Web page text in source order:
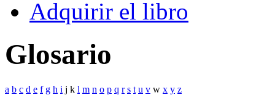
Adquirir el libro
Glosario
a b c d e f g h i j k l m n o p q r s t u v w x y z